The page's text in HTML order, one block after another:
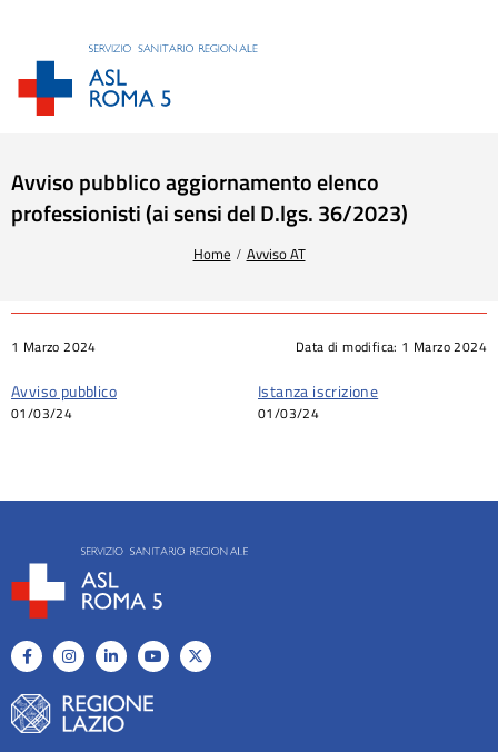
Avviso pubblico aggiornamento elenco
professionisti (ai sensi del D.lgs. 36/2023)
Home Avviso AT
Data di modifica: 1 Marzo 2024
1 Marzo 2024
Avviso pubblico
01/03/24
Istanza iscrizione
01/03/24